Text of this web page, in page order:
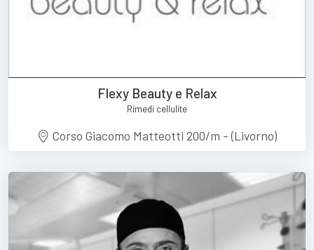
Flexy Beauty e Relax
Rimedi cellulite
Corso Giacomo Matteotti 200/m - (Livorno)